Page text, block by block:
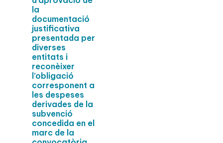
la
documentació
justificativa
presentada per
diverses
entitats i
reconèixer
l’obligació
corresponent a
les despeses
derivades de la
subvenció
concedida en el
marc de la